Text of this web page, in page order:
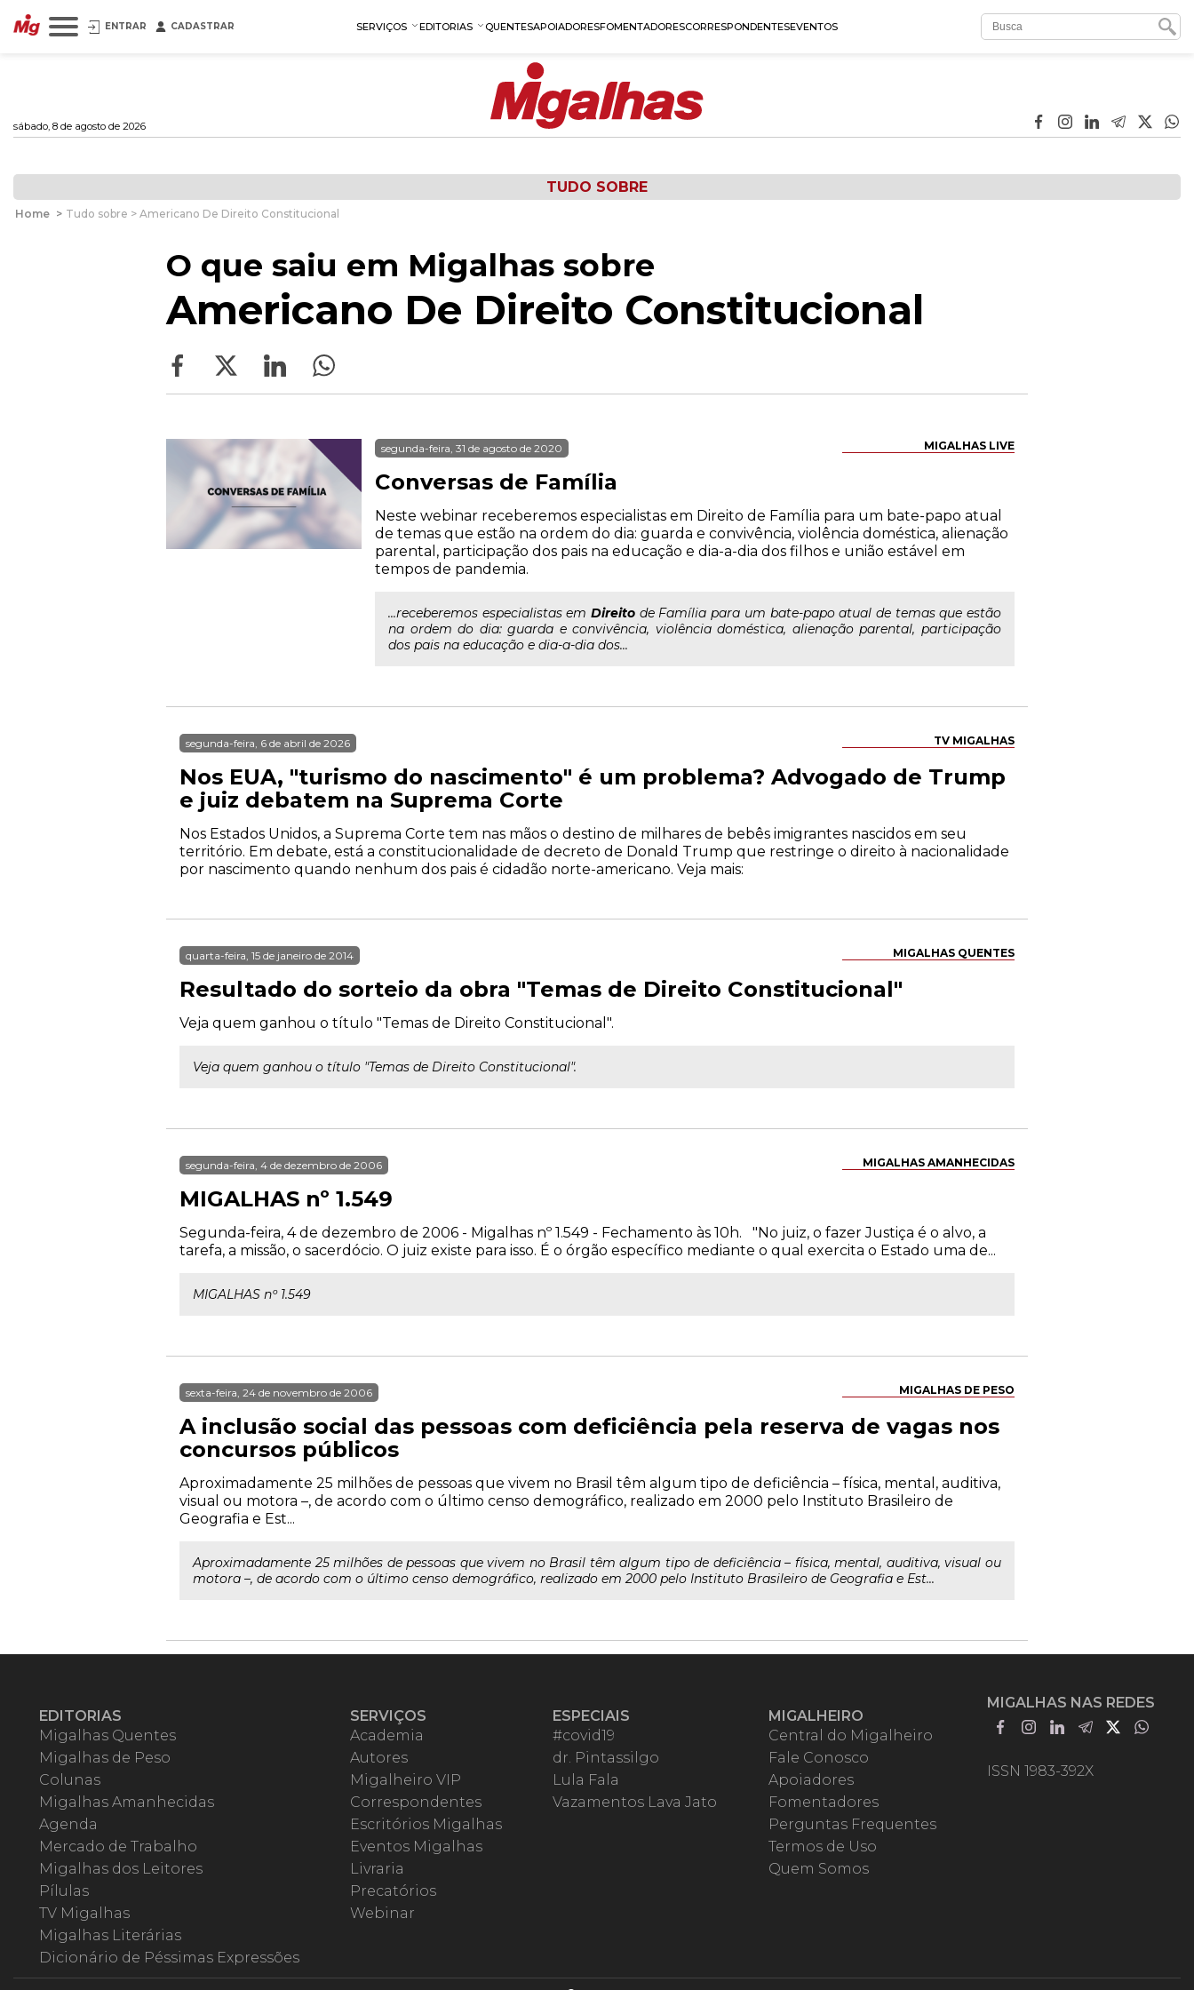
ENTRAR CADASTRAR SERVIÇOS EDITORIAS QUENTESAPOIADORESFOMENTADORESCORRESPONDENTESEVENTOS
sábado, 8 de agosto de 2026
TUDO SOBRE
Home > Tudo sobre > Americano De Direito Constitucional
O que saiu em Migalhas sobre
Americano De Direito Constitucional
MIGALHAS LIVE
segunda-feira, 31 de agosto de 2020
Conversas de Família
Neste webinar receberemos especialistas em Direito de Família para um bate-papo atual
de temas que estão na ordem do dia: guarda e convivência, violência doméstica, alienação
parental, participação dos pais na educação e dia-a-dia dos filhos e união estável em
tempos de pandemia.
...receberemos especialistas emDireito de Família para um bate-papo atual de temas que estão
na ordem do dia: guarda e convivência, violência doméstica, alienação parental, participação
dos pais na educação e dia-a-dia dos...
TV MIGALHAS
segunda-feira, 6 de abril de 2026
Nos EUA, "turismo do nascimento" é um problema? Advogado de Trump
e juiz debatem na Suprema Corte
Nos Estados Unidos, a Suprema Corte tem nas mãos o destino de milhares de bebês imigrantes nascidos em seu
território. Em debate, está a constitucionalidade de decreto de Donald Trump que restringe o direito à nacionalidade
por nascimento quando nenhum dos pais é cidadão norte-americano. Veja mais:
MIGALHAS QUENTES
quarta-feira, 15 de janeiro de 2014
Resultado do sorteio da obra "Temas de Direito Constitucional"
Veja quem ganhou o título "Temas de Direito Constitucional".
Veja quem ganhou o título "Temas de Direito Constitucional".
MIGALHAS AMANHECIDAS
segunda-feira, 4 de dezembro de 2006
MIGALHAS nº 1.549
Segunda-feira, 4 de dezembro de 2006 - Migalhas nº 1.549 - Fechamento às 10h. "No juiz, o fazer Justiça é o alvo, a
tarefa, a missão, o sacerdócio. O juiz existe para isso. É o órgão específico mediante o qual exercita o Estado uma de...
MIGALHAS nº 1.549
MIGALHAS DE PESO
sexta-feira, 24 de novembro de 2006
A inclusão social das pessoas com deficiência pela reserva de vagas nos
concursos públicos
Aproximadamente 25 milhões de pessoas que vivem no Brasil têm algum tipo de deficiência – física, mental, auditiva,
visual ou motora –, de acordo com o último censo demográfico, realizado em 2000 pelo Instituto Brasileiro de
Geografia e Est...
Aproximadamente 25 milhões de pessoas que vivem no Brasil têm algum tipo de deficiência – física, mental, auditiva, visual ou
motora –, de acordo com o último censo demográfico, realizado em 2000 pelo Instituto Brasileiro de Geografia e Est...
EDITORIAS
Migalhas Quentes
Migalhas de Peso
Colunas
Migalhas Amanhecidas
Agenda
Mercado de Trabalho
Migalhas dos Leitores
Pílulas
TV Migalhas
Migalhas Literárias
Dicionário de Péssimas Expressões
SERVIÇOS
Academia
Autores
Migalheiro VIP
Correspondentes
Escritórios Migalhas
Eventos Migalhas
Livraria
Precatórios
Webinar
ESPECIAIS
#covid19
dr. Pintassilgo
Lula Fala
Vazamentos Lava Jato
MIGALHEIRO
Central do Migalheiro
Fale Conosco
Apoiadores
Fomentadores
Perguntas Frequentes
Termos de Uso
Quem Somos
MIGALHAS NAS REDES
ISSN 1983-392X